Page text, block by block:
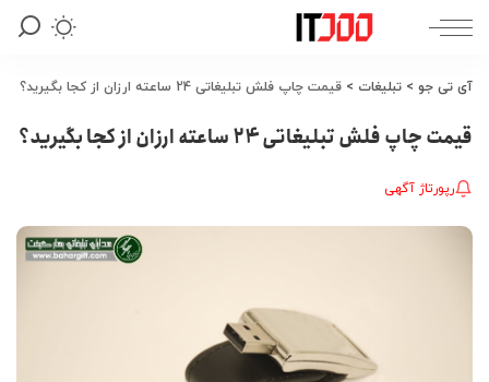
آی تی جو > تبلیغات > قیمت چاپ فلش تبلیغاتی 24 ساعته ارزان از کجا بگیرید؟
قیمت چاپ فلش تبلیغاتی 24 ساعته ارزان از کجا بگیرید؟
رپورتاژ آگهی